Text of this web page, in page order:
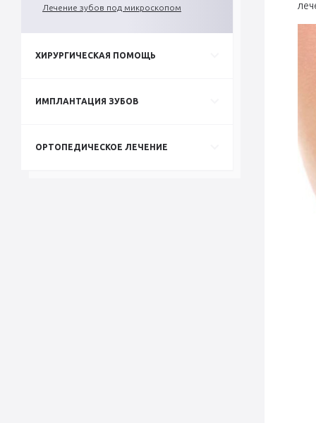
Лечение зубов под микроскопом
ХИРУРГИЧЕСКАЯ ПОМОЩЬ
ИМПЛАНТАЦИЯ ЗУБОВ
ОРТОПЕДИЧЕСКОЕ ЛЕЧЕНИЕ